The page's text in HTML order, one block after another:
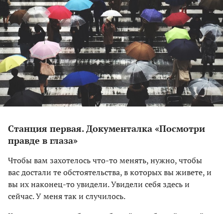
Станция первая. Документалка «Посмотри
правде в глаза»
Чтобы вам захотелось что-то менять, нужно, чтобы
вас достали те обстоятельства, в которых вы живете, и
вы их наконец-то увидели. Увидели себя здесь и
сейчас. У меня так и случилось.